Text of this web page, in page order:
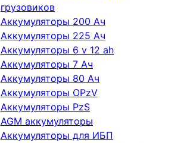
грузовиков
Аккумуляторы 200 Ач
Аккумуляторы 225 Ач
Аккумуляторы 6 v 12 ah
Аккумуляторы 7 Ач
Аккумуляторы 80 Ач
Аккумуляторы OPzV
Аккумуляторы PzS
AGM аккумуляторы
Аккумуляторы для ИБП